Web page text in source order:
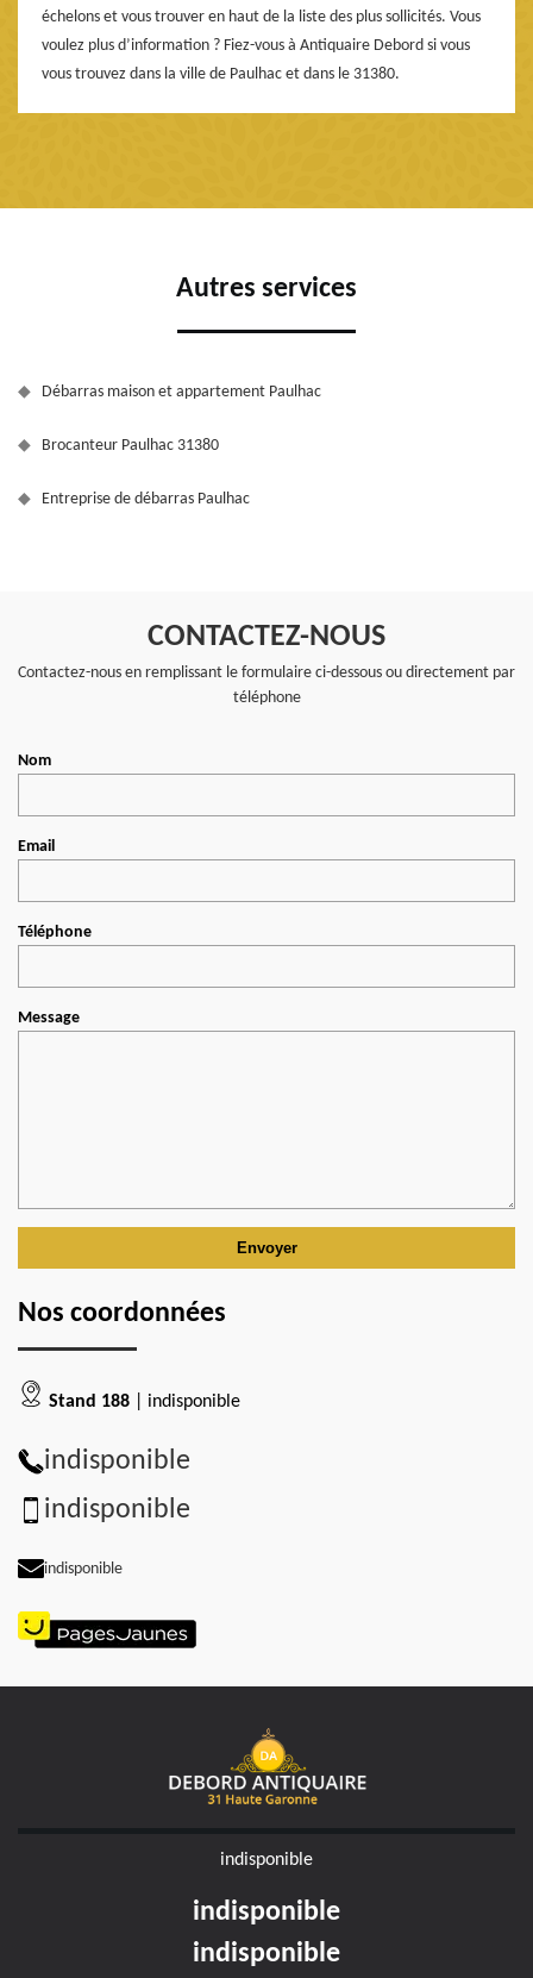
échelons et vous trouver en haut de la liste des plus sollicités. Vous
voulez plus d’information ? Fiez-vous à Antiquaire Debord si vous
vous trouvez dans la ville de Paulhac et dans le 31380.
Autres services
Débarras maison et appartement Paulhac
Brocanteur Paulhac 31380
Entreprise de débarras Paulhac
CONTACTEZ-NOUS
Contactez-nous en remplissant le formulaire ci-dessous ou directement par
téléphone
Nom
Email
Téléphone
Message
Nos coordonnées
Stand 188 | indisponible
indisponible
indisponible
indisponible
indisponible
indisponible
indisponible